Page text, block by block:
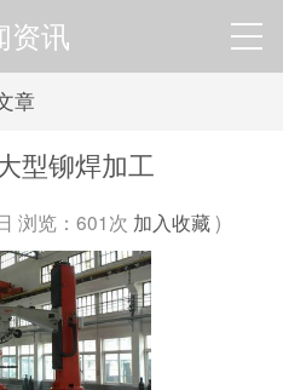
资讯
章
型铆焊加工
浏览： 601次 加入收藏)